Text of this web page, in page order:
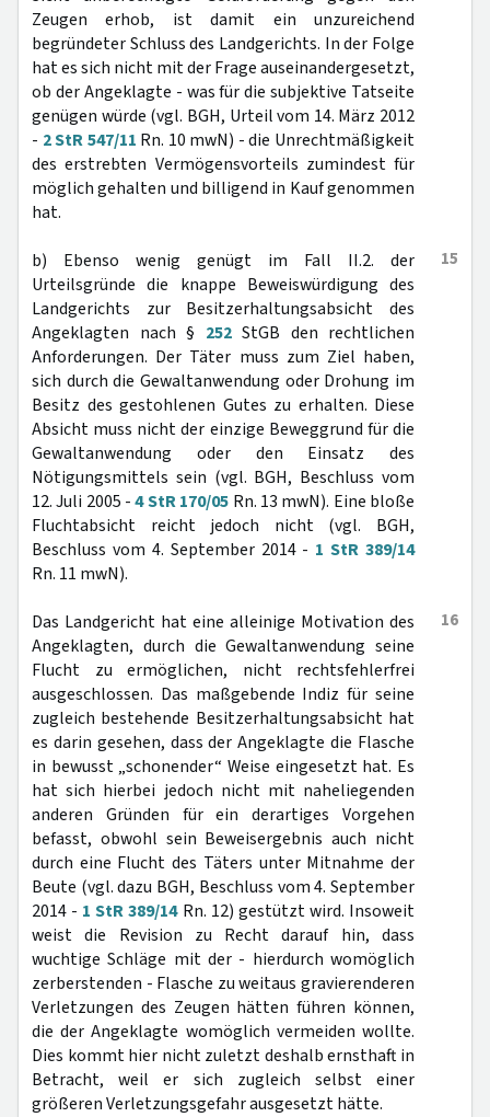
Zeugen erhob, ist damit ein unzureichend
begründeter Schluss des Landgerichts. In der Folge
hat es sich nicht mit der Frage auseinandergesetzt,
ob der Angeklagte - was für die subjektive Tatseite
genügen würde (vgl. BGH, Urteil vom 14. März 2012
- 2 StR 547/11 Rn. 10 mwN) - die Unrechtmäßigkeit
des erstrebten Vermögensvorteils zumindest für
möglich gehalten und billigend in Kauf genommen
hat.
15
b) Ebenso wenig genügt im Fall II.2. der
Urteilsgründe die knappe Beweiswürdigung des
Landgerichts zur Besitzerhaltungsabsicht des
Angeklagten nach § 252StGB den rechtlichen
Anforderungen. Der Täter muss zum Ziel haben,
sich durch die Gewaltanwendung oder Drohung im
Besitz des gestohlenen Gutes zu erhalten. Diese
Absicht muss nicht der einzige Beweggrund für die
Gewaltanwendung oder den Einsatz des
Nötigungsmittels sein (vgl. BGH, Beschluss vom
12. Juli 2005 -4 StR 170/05 Rn. 13 mwN). Eine bloße
Fluchtabsicht reicht jedoch nicht (vgl. BGH,
Beschluss vom 4. September 2014 - 1 StR 389/14
Rn. 11 mwN).
16
Das Landgericht hat eine alleinige Motivation des
Angeklagten, durch die Gewaltanwendung seine
Flucht zu ermöglichen, nicht rechtsfehlerfrei
ausgeschlossen. Das maßgebende Indiz für seine
zugleich bestehende Besitzerhaltungsabsicht hat
es darin gesehen, dass der Angeklagte die Flasche
in bewusst „schonender“ Weise eingesetzt hat. Es
hat sich hierbei jedoch nicht mit naheliegenden
anderen Gründen für ein derartiges Vorgehen
befasst, obwohl sein Beweisergebnis auch nicht
durch eine Flucht des Täters unter Mitnahme der
Beute (vgl. dazu BGH, Beschluss vom 4. September
2014 - 1 StR 389/14Rn. 12) gestützt wird. Insoweit
weist die Revision zu Recht darauf hin, dass
wuchtige Schläge mit der - hierdurch womöglich
zerberstenden - Flasche zu weitaus gravierenderen
Verletzungen des Zeugen hätten führen können,
die der Angeklagte womöglich vermeiden wollte.
Dies kommt hier nicht zuletzt deshalb ernsthaft in
Betracht, weil er sich zugleich selbst einer
größeren Verletzungsgefahr ausgesetzt hätte.